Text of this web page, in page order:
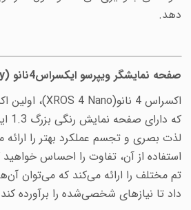
دهد.
صفحه نمایشگر ویپرسو ایکسراس4نانو (
اکسراس 4 نانو(
XROS 4 Nano)، اولین
که دارای صفحه نمایش رنگی بزرگ 1.3 اینچی
لذت بصری و تجسم عملکرد بهتر را
استفاده از آن، تفاوت را احساس خواهید
تم مختلف را ارائه می‌کند که می‌توان
داد تا نیازهای شخصی‌شده را برآورده کند